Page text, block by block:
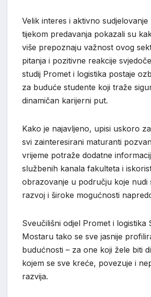
Velik interes i aktivno sudjelovanje
tijekom predavanja pokazali su
više prepoznaju važnost ovog
pitanja i pozitivne reakcije
studij Promet i logistika postaje
za buduće studente koji traže
dinamičan karijerni put.
Kako je najavljeno, upisi uskoro
svi zainteresirani maturanti
vrijeme potraže dodatne
službenih kanala fakulteta i
obrazovanje u području koje nudi
razvoj i široke mogućnosti
Sveučilišni odjel Promet i logistika
Mostaru tako se sve jasnije
budućnosti – za one koji žele biti
kojem se sve kreće, povezuje i
razvija.